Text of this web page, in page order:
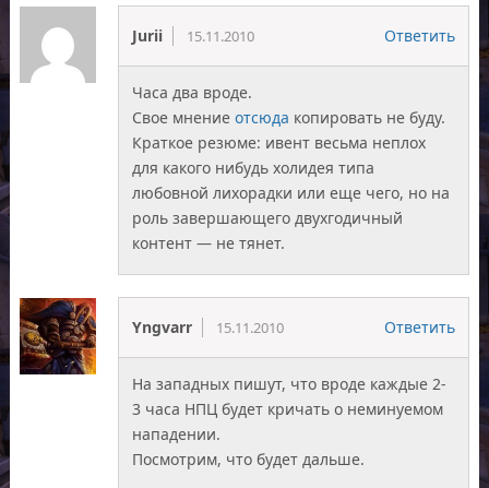
Jurii 15.11.2010 Ответить
Часа два вроде.
Свое мнениеотсюда копировать не буду.
Краткое резюме: ивент весьма неплох
для какого нибудь холидея типа
любовной лихорадки или еще чего, но на
роль завершающего двухгодичный
контент — не тянет.
Yngvarr 15.11.2010 Ответить
На западных пишут, что вроде каждые 2-
3 часа НПЦ будет кричать о неминуемом
нападении.
Посмотрим, что будет дальше.